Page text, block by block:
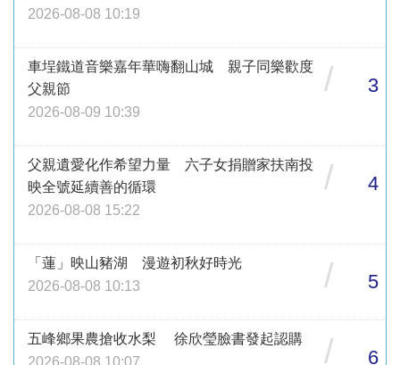
2026-08-08 10:19
車埕鐵道音樂嘉年華嗨翻山城 親子同樂歡度
父親節
2026-08-09 10:39
/ 3
父親遺愛化作希望力量 六子女捐贈家扶南投
映全號延續善的循環
2026-08-08 15:22
/ 4
「蓮」映山豬湖 漫遊初秋好時光
2026-08-08 10:13
/ 5
五峰鄉果農搶收水梨 徐欣瑩臉書發起認購
/ 6